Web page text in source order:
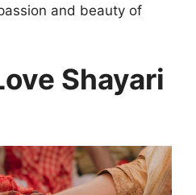
and beauty of
Shayari